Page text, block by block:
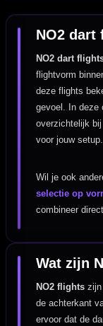
NO2 dart
NO2 dart
flightvorm
deze flights
gevoel. In
overzichtelijk
voor jouw setup.
Wil je ook
selectie op
combineer
Wat zijn
NO2 flights
de achterkant
ervoor dat de